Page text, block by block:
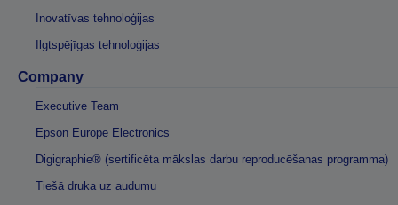
Inovatīvas tehnoloģijas
Ilgtspējīgas tehnoloģijas
Company
Executive Team
Epson Europe Electronics
Digigraphie® (sertificēta mākslas darbu reproducēšanas programma)
Tiešā druka uz audumu